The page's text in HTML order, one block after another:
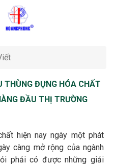
THÙNG ĐỰNG HÓA CHẤT
ĐẦU THỊ TRƯỜNG
hiện nay ngày một phát
càng mở rộng của ngành
phải có được những giải